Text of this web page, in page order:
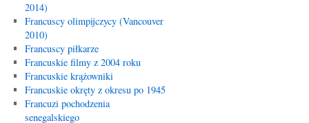
2014)
Francuscy olimpijczycy (Vancouver
2010)
Francuscy piłkarze
Francuskie filmy z 2004 roku
Francuskie krążowniki
Francuskie okręty z okresu po 1945
Francuzi pochodzenia
senegalskiego